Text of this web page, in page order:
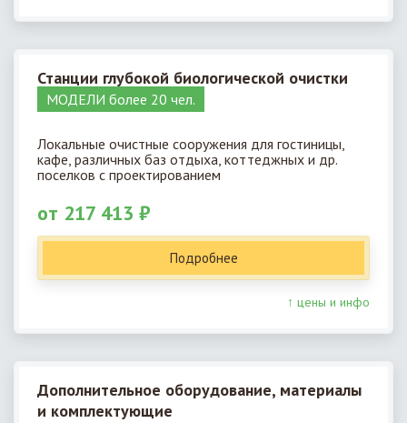
Станции глубокой биологической очистки
МОДЕЛИ более 20 чел.
Локальные очистные сооружения для гостиницы,
кафе, различных баз отдыха, коттеджных и др.
поселков с проектированием
от 217 413 ₽
Подробнее
↑ цены и инфо
Дополнительное оборудование, материалы
и комплектующие